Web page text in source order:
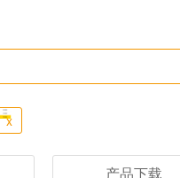
x
产品下载